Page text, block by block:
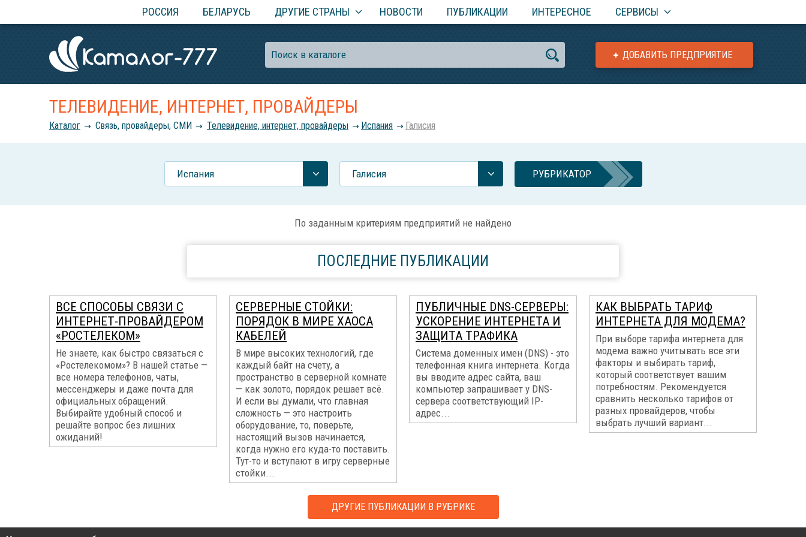
РОССИЯ БЕЛАРУСЬ ДРУГИЕ СТРАНЫ НОВОСТИ ПУБЛИКАЦИИ ИНТЕРЕСНОЕ СЕРВИСЫ
ДОБАВИТЬ ПРЕДПРИЯТИЕ
ТЕЛЕВИДЕНИЕ, ИНТЕРНЕТ, ПРОВАЙДЕРЫ
Каталог Связь, провайдеры, СМИ Телевидение, интернет, провайдеры Испания Галисия
Испания Галисия РУБРИКАТОР
По заданным критериям предприятий не найдено
ПОСЛЕДНИЕ ПУБЛИКАЦИИ
ВСЕ СПОСОБЫ СВЯЗИ С
ИНТЕРНЕТ-ПРОВАЙДЕРОМ
«РОСТЕЛЕКОМ»
Не знаете, как быстро связаться с
«Ростелекомом»? В нашей статье —
все номера телефонов, чаты,
мессенджеры и даже почта для
официальных обращений.
Выбирайте удобный способ и
решайте вопрос без лишних
ожиданий!
СЕРВЕРНЫЕ СТОЙКИ:
ПОРЯДОК В МИРЕ ХАОСА
КАБЕЛЕЙ
В мире высоких технологий, где
каждый байт на счету, а
пространство в серверной комнате
— как золото, порядок решает всё.
И если вы думали, что главная
сложность — это настроить
оборудование, то, поверьте,
настоящий вызов начинается,
когда нужно его куда-то поставить.
Тут-то и вступают в игру серверные
стойки...
ПУБЛИЧНЫЕ DNS-СЕРВЕРЫ:
УСКОРЕНИЕ ИНТЕРНЕТА И
ЗАЩИТА ТРАФИКА
Система доменных имен (DNS) - это
телефонная книга интернета. Когда
вы вводите адрес сайта, ваш
компьютер запрашивает у DNS-
сервера соответствующий IP-
адрес...
КАК ВЫБРАТЬ ТАРИФ
ИНТЕРНЕТА ДЛЯ МОДЕМА?
При выборе тарифа интернета для
модема важно учитывать все эти
факторы и выбирать тариф,
который соответствует вашим
потребностям. Рекомендуется
сравнить несколько тарифов от
разных провайдеров, чтобы
выбрать лучший вариант...
ДРУГИЕ ПУБЛИКАЦИИ В РУБРИКЕ